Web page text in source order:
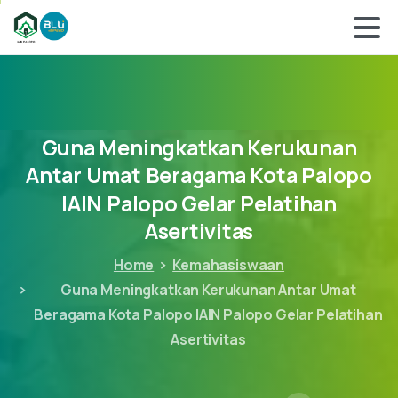
Guna Meningkatkan Kerukunan
Antar Umat Beragama Kota Palopo
IAIN PalopoGelar Pelatihan
Asertivitas
Home
Kemahasiswaan
Guna Meningkatkan Kerukunan Antar Umat
Beragama Kota Palopo IAIN Palopo Gelar Pelatihan
Asertivitas